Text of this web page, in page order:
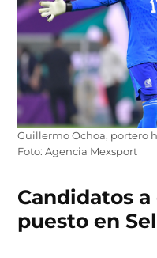
Guillermo Ochoa, portero
Foto: Agencia Mexsport
Candidatos
puesto en